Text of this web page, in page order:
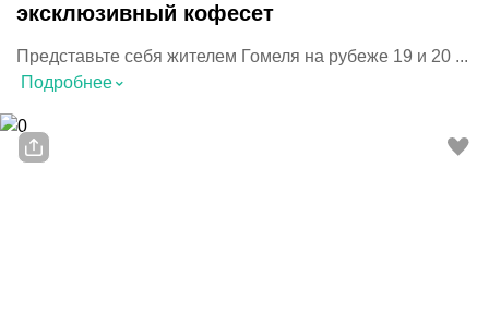
эксклюзивный кофесет
Представьте себя жителем Гомеля на рубеже 19 и 20 ...
Подробнее⌃